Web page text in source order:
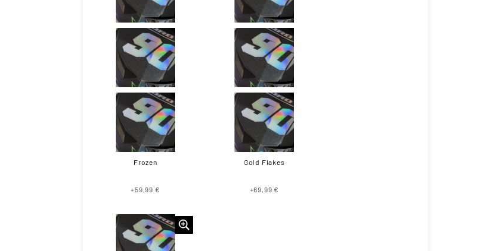
Frozen
+59,99 €
Gold Flakes
+69,99 €